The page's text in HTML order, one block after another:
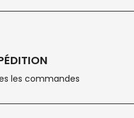
les commandes